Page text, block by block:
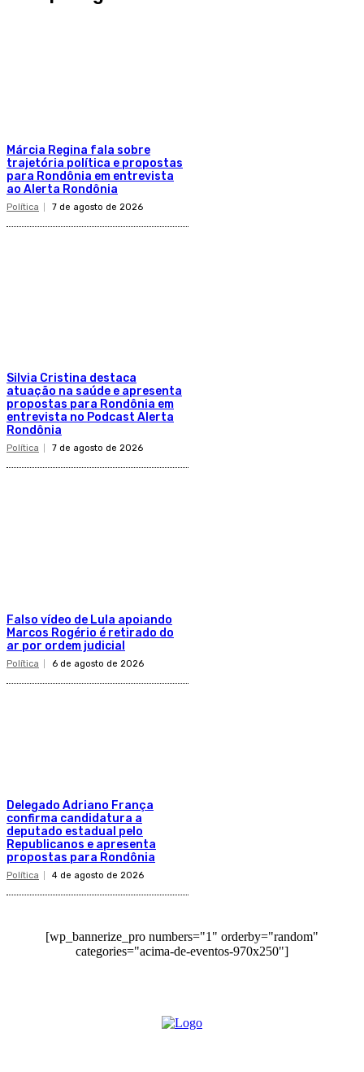
Márcia Regina fala sobre
trajetória política e propostas
para Rondônia em entrevista
ao Alerta Rondônia
Política 7 de agosto de 2026
Silvia Cristina destaca
atuação na saúde e apresenta
propostas para Rondônia em
entrevista no Podcast Alerta
Rondônia
Política 7 de agosto de 2026
Falso vídeo de Lula apoiando
Marcos Rogério é retirado do
ar por ordem judicial
Política 6 de agosto de 2026
Delegado Adriano França
confirma candidatura a
deputado estadual pelo
Republicanos e apresenta
propostas para Rondônia
Política 4 de agosto de 2026
[wp_bannerize_pro numbers="1" orderby="random"
categories="acima-de-eventos-970x250"]